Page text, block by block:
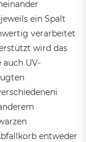
ein Spalt
verarbeitet
wird das
UV-
entweder